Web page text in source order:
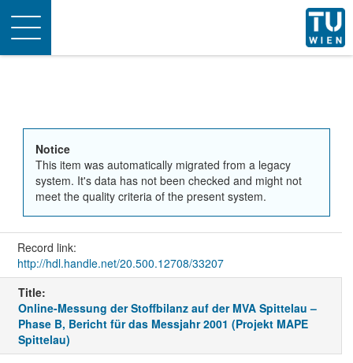
Toggle
navigation
Notice
This item was automatically migrated from a legacy
system. It's data has not been checked and might not
meet the quality criteria of the present system.
Record link:
http://hdl.handle.net/20.500.12708/33207
Title:
Online-Messung der Stoffbilanz auf der MVA Spittelau –
Phase B, Bericht für das Messjahr 2001 (Projekt MAPE
Spittelau)